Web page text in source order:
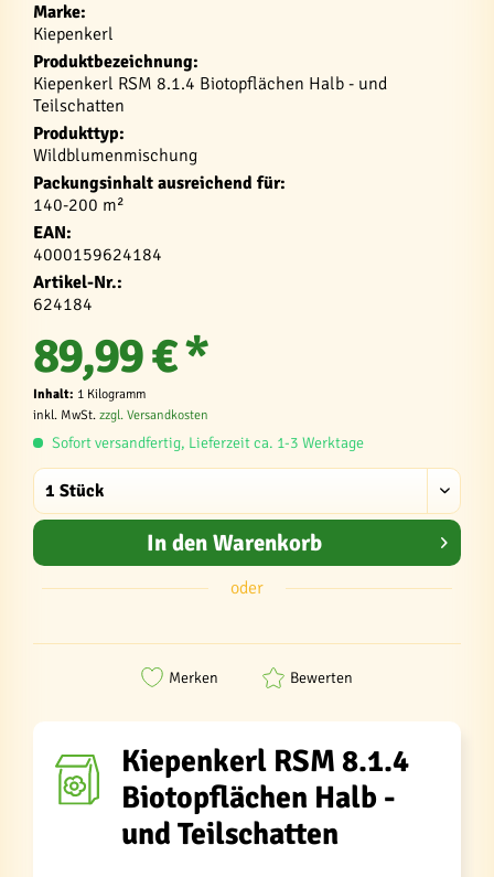
Marke:
Kiepenkerl
Produktbezeichnung:
Kiepenkerl RSM 8.1.4 Biotopflächen Halb - und
Teilschatten
Produkttyp:
Wildblumenmischung
Packungsinhalt ausreichend für:
140-200 m²
EAN:
4000159624184
Artikel-Nr.:
624184
89,99 € *
Inhalt: 1 Kilogramm
inkl. MwSt. zzgl. Versandkosten
Sofort versandfertig, Lieferzeit ca. 1-3 Werktage
In den Warenkorb
oder
Merken Bewerten
Kiepenkerl RSM 8.1.4
Biotopflächen Halb -
und Teilschatten